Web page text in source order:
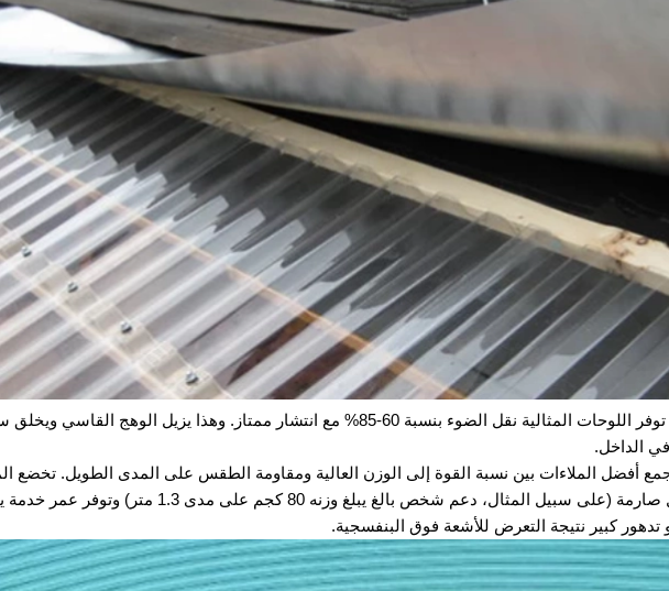
نقل وتوزيع فائق للضوء: توفر اللوحات المثالية نقل الضوء بنسبة 60-85% مع انتشار ممتاز. وهذا يزيل الوهج
الداخل.
تجمع أفضل الملاءات بين نسبة القوة إلى الوزن العالية ومقاومة الطقس على المدى الطويل. تخضع
الموثوقة لاختبارات حمل صارمة (على سبيل المثال، دعم شخص بالغ يبلغ وزنه 80 كجم على مدى 1.3